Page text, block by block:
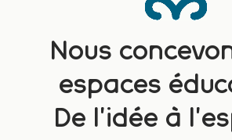
Nous
espaces
De l'idée à